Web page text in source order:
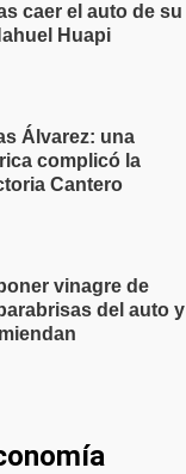
caer el auto de su
Huapi
Álvarez: una
complicó la
Cantero
vinagre de
del auto y